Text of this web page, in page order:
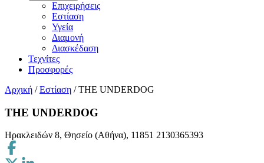
Επιχειρήσεις
Εστίαση
Υγεία
Διαμονή
Διασκέδαση
Τεχνίτες
Προσφορές
Αρχική / Εστίαση / THE UNDERDOG
THE UNDERDOG
Ηρακλειδών 8, Θησείο (Αθήνα), 11851 2130365393